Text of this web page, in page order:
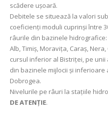
scădere ușoară.
Debitele se situează la valori
coeficienți moduli cuprinși între
râurile din bazinele hidrografice:
Alb, Timiş, Moravița, Caraș,
cursul inferior al Bistriței, pe
din bazinele mijlocii și inferioare
Dobrogea.
Nivelurile pe râuri la stațiile
DE ATENȚIE.